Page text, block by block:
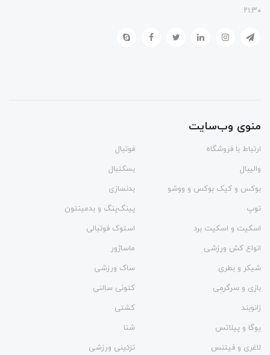
۲۱:۳۰
منوی وب‌سایت
ارتباط با فروشگاه
فوتبال
والیبال
بسکتبال
بوکس و کیک بوکس و ووشو
بدنسازی
توپ
پینگ‌پنگ و بدمينتون
اسکیت و اسکیت برد
استوک فوتبالی
انواع کش ورزشی
ماساژور
شیکر و بطری
ساک ورزشی
بازی و سرگرمی
کتونی سالنی
زانوبند
کشتی
یوگا و پیلاتس
شنا
لاغری و فیتنس
تزئینی ورزشی